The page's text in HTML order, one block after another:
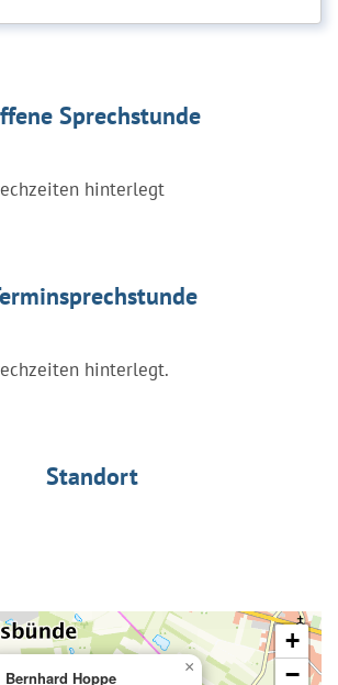
Sprechstunde
hinterlegt
hinterlegt.
Standort
Bernhard Hoppe
×
+
−